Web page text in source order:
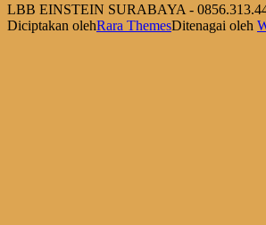
LBB EINSTEIN SURABAYA -
Diciptakan olehRara ThemesDitenagai oleh